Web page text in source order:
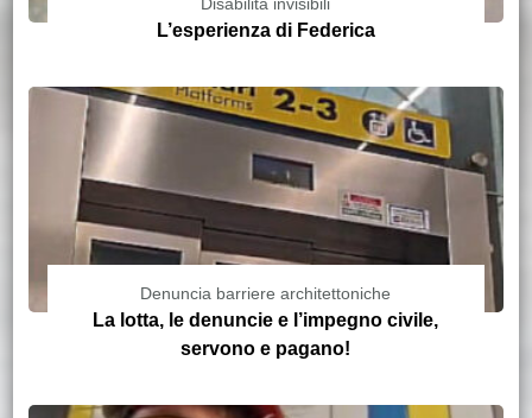
L’esperienza di Federica
Denuncia barriere architettoniche
La lotta, le denuncie e l’impegno civile,
servono e pagano!